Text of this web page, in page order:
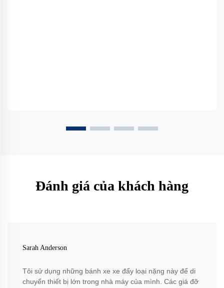
Đánh giá của khách hàng
Sarah Anderson
Tôi sử dụng những bánh xe xe đẩy loại nặng này để di
chuyển thiết bị lớn trong nhà máy của mình. Các giá đỡ